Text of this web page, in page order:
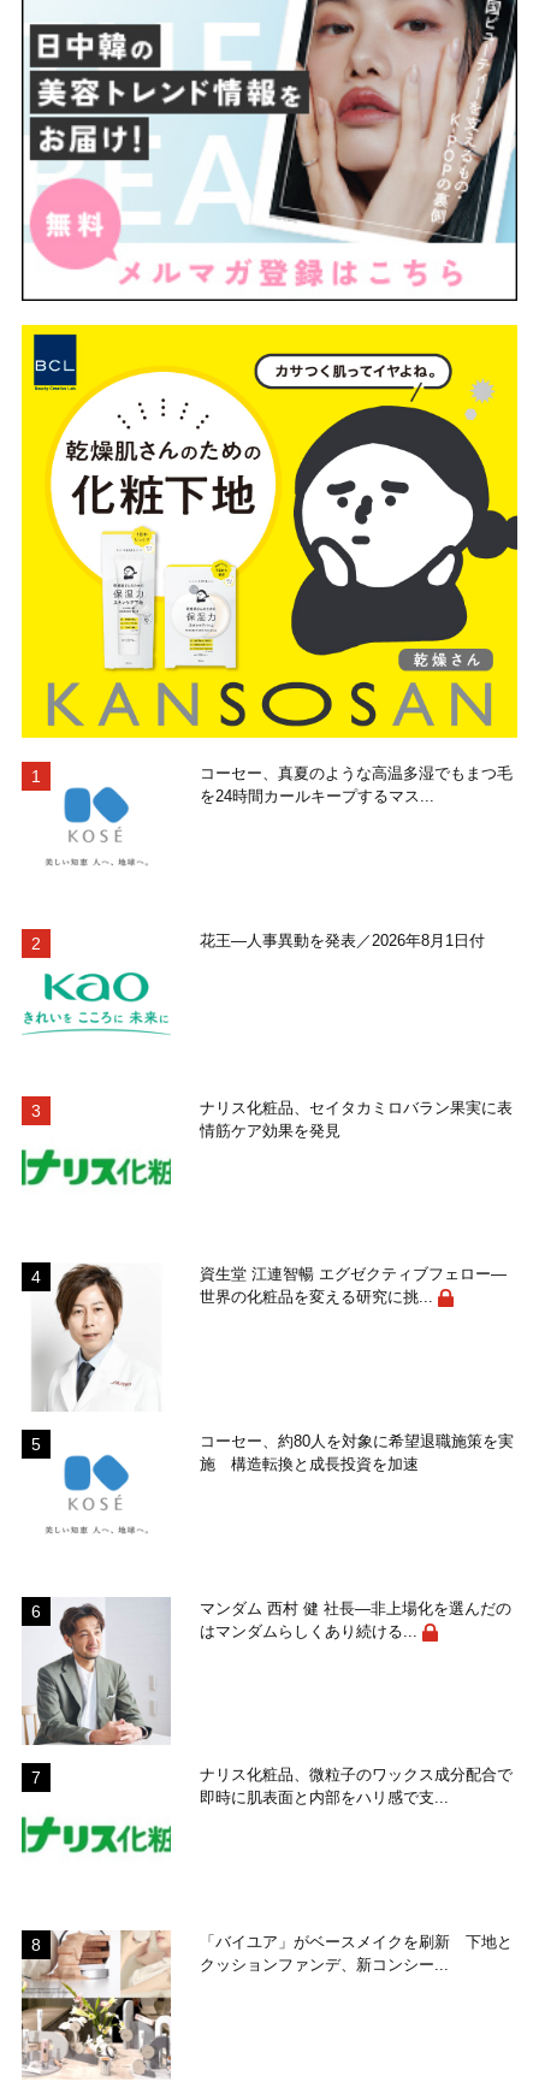
コーセー、真夏のような高温多湿でもまつ毛
を24時間カールキープするマス...
花王―人事異動を発表／2026年8月1日付
ナリス化粧品、セイタカミロバラン果実に表
情筋ケア効果を発見
資生堂 江連智暢 エグゼクティブフェロー―
世界の化粧品を変える研究に挑...
コーセー、約80人を対象に希望退職施策を実
施 構造転換と成長投資を加速
マンダム 西村 健 社長―非上場化を選んだの
はマンダムらしくあり続ける...
ナリス化粧品、微粒子のワックス成分配合で
即時に肌表面と内部をハリ感で支...
「バイユア」がベースメイクを刷新 下地と
クッションファンデ、新コンシー...